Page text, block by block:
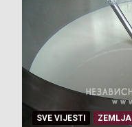
SVE VIJESTI ZEMLJA